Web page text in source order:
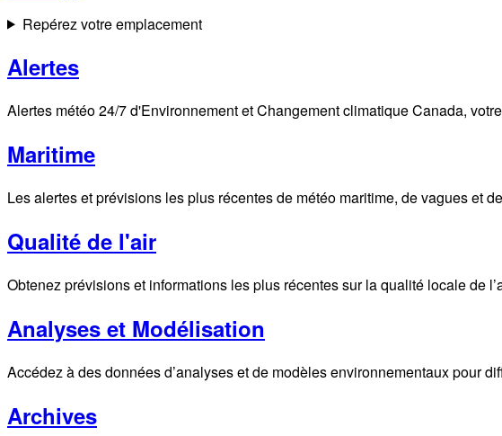
Repérez votre emplacement
Alertes
Alertes météo 24/7 d'Environnement et Changement climatique Canada,
Maritime
Les alertes et prévisions les plus récentes de météo maritime, de vagues et
Qualité de l'air
Obtenez prévisions et informations les plus récentes sur la qualité locale de
Analyses et Modélisation
Accédez à des données d’analyses et de modèles environnementaux pour
Archives